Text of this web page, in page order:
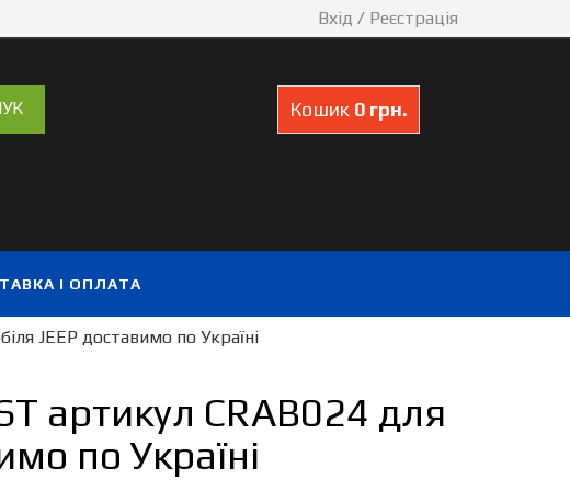
Вхід / Реєстрація
Кошик 0 грн.
І ОПЛАТА
JEEP доставимо по Україні
артикул CRAB024 для
по Україні